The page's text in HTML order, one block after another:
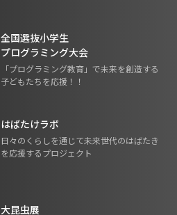
全国選抜小学生
プログラミング大会
「プログラミング教育」で未来を創造する
子どもたちを応援！！
はばたけラボ
日々のくらしを通じて未来世代のはばたき
を応援するプロジェクト
大昆虫展